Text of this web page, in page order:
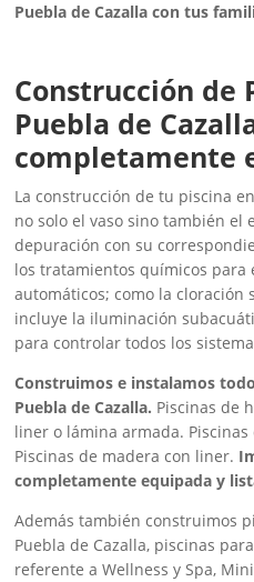
Puebla de Cazalla con tus
Construcción de
Puebla de
completamente
La construcción de tu piscina
no solo el vaso sino también el
depuración con su
los tratamientos químicos para
automáticos; como la cloración
incluye la iluminación
para controlar todos los
Construimos e instalamos
Puebla de Cazalla. Piscinas de
liner o lámina armada.
Piscinas de madera con liner.
completamente equipada y
Además también construimos
Puebla de Cazalla, piscinas
referente a Wellness y Spa,